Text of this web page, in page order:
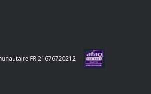
FR 21676720212